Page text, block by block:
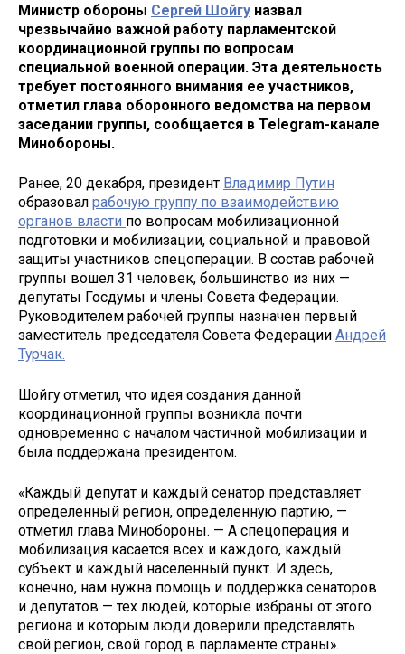
Министр обороны Сергей Шойгу назвал
чрезвычайно важной работу парламентской
координационной группы по вопросам
специальной военной операции. Эта деятельность
требует постоянного внимания ее участников,
отметил глава оборонного ведомства на первом
заседании группы, сообщается в Telegram-канале
Минобороны.
Ранее, 20 декабря, президент Владимир Путин
образовал рабочую группу по взаимодействию
органов власти по вопросам мобилизационной
подготовки и мобилизации, социальной и правовой
защиты участников спецоперации. В состав рабочей
группы вошел 31 человек, большинство из них —
депутаты Госдумы и члены Совета Федерации.
Руководителем рабочей группы назначен первый
заместитель председателя Совета Федерации Андрей
Турчак.
Шойгу отметил, что идея создания данной
координационной группы возникла почти
одновременно с началом частичной мобилизации и
была поддержана президентом.
«Каждый депутат и каждый сенатор представляет
определенный регион, определенную партию, —
отметил глава Минобороны. — А спецоперация и
мобилизация касается всех и каждого, каждый
субъект и каждый населенный пункт. И здесь,
конечно, нам нужна помощь и поддержка сенаторов
и депутатов — тех людей, которые избраны от этого
региона и которым люди доверили представлять
свой регион, свой город в парламенте страны».